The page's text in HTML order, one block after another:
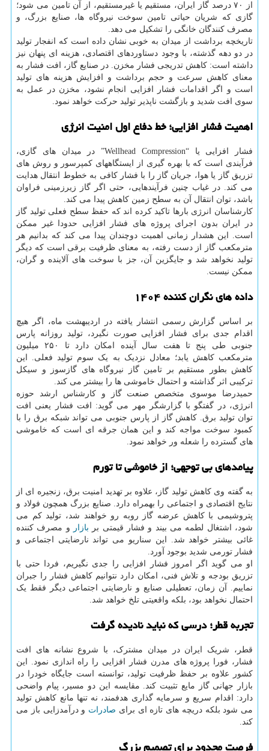
از ۷۰ درصد گاز ایران، مستقیم یا غیرمستقیم، از آن تامین می شود؛
گازی که شریان حیاتی تامین سوخت نیروگاه ها، صنایع بزرگ، و
مصرف کنندگان خانگی را تشکیل می دهد.
تاریخچه برداشت از میدان به خوبی نشان داده است که انفجار تولید
در دو دهه گذشته، با وجود دستاوردهای اقتصادی، هزینه ای پنهان نیز
داشته است: کاهش تدریجی فشار مخزن. در صنایع گاز، افت فشار به
معنای کاهش سرعت و حجم برداشت و افزایش هزینه های تولید
است و اگر اقدامات فشار افزایی انجام نشود، مخزن در عمل به
سوی افت شدید و بازگشت ناپذیر تولید حرکت خواهد نمود.
اهمیت فشار افزایی؛ خط دفاع اول امنیت انرژی
فشار افزایی یا “Wellhead Compression” در میدان های گازی،
فرآیندی است که با بهره گیری از ایستگاههای کمپرسور و روش های
تزریق گاز یا هوا، جریان گاز را با فشار کافی به خطوط انتقال هدایت
می کند. در غیاب چنین فرآیندهایی، حتی اگر گاز زیرزمینی فراوان
باشد، توان انتقال آن به سطح زمین کاهش پیدا می کند.
کارشناسان انرژی بارها تاکید کرده اند که حفظ سطح فعلی تولید گاز
در ایران بدون اجرای پروژه های فشار افزایی حدودا غیر ممکن
است. این هشدار زمانی اهمیت دوچندان پیدا می کند که بدانیم هر
مترمکعب گاز از دست رفته، به معنای ظرفیت برقی است که دیگر
تولید نخواهد شد و جایگزین آن، جز با سوخت های آلاینده و گران،
ممکن نیست.
داده های نگران کننده ۱۴۰۴
بر اساس گزارش رسمی انتشار یافته در اردیبهشت ماه، اگر هیچ
اقدام جدی برای فشار افزایی صورت نگیرد، تولید روزانه پارس
جنوبی طی پنج تا هفت سال آینده امکان دارد تا ۲۵۰ میلیون
مترمکعب کاهش یابد؛ معادل نزدیک به یک سوم تولید فعلی. این
کاهش بطور مستقیم بر تامین گاز نیروگاه های گازسوز و سیکل
ترکیبی اثر گذاشته و احتمال خاموشی ها را بیشتر می کند.
حمیدرضا موسوی متخصص صنعت گاز و کارشناس ارشد حوزه
انرژی، در گفتگو با گزارشگر مهر می گوید: افت فشار یعنی افت
توان تولید برق. کاهش گاز از پارس جنوبی می تواند شبکه برق را با
کمبود سوخت مواجه کند و این همان جرقه ای است که خاموشی
های گسترده را شعله ور خواهد نمود.
پیامدهای بی توجهی؛ از خاموشی تا تورم
به گفته وی کاهش تولید گاز، علاوه بر تهدید امنیت برق، زنجیره ای از
نتایج اقتصادی و اجتماعی را بهمراه دارد. صنایع بزرگ همچون فولاد و
پتروشیمی با کاهش عرضه گاز روبه رو خواهند شد، تولید کم می
شود، اشتغال لطمه می بیند و فشار قیمتی بر بازار
و مصرف کننده
غائی بیشتر خواهد شد. این سناریو می تواند نارضایتی اجتماعی و
فشار تورمی شدید بوجود آورد.
او می گوید اگر امروز فشار افزایی را جدی نگیریم، فردا حتی با
تزریق بودجه و تلاش فنی، امکان دارد نتوانیم کاهش فشار را جبران
نماییم. آن زمان، تعطیلی صنایع و نارضایتی اجتماعی دیگر فقط یک
احتمال نخواهد بود، بلکه واقعیتی تلخ خواهد شد.
تجربه قطر؛ درسی که نباید نادیده گرفت
قطر، شریک ایران در میدان مشترک، با شروع نشانه های افت
فشار، فورا پروژه های مدرن فشار افزایی را راه اندازی نمود. این
کشور علاوه بر حفظ ظرفیت تولید، توانسته است جایگاه خودرا در
بازار جهانی گاز مایع تثبیت کند. مقایسه این دو مسیر، پیام واضحی
دارد: اقدام سریع و سرمایه گذاری هدفمند، نه تنها مانع کاهش تولید
می شود بلکه دریچه های تازه ای برای صادرات و درآمدزایی باز می
کند.